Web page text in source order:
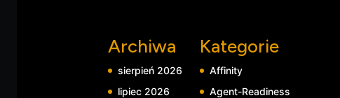
Archiwa
sierpień 2026
lipiec 2026
Kategorie
Affinity
Agent-Readiness